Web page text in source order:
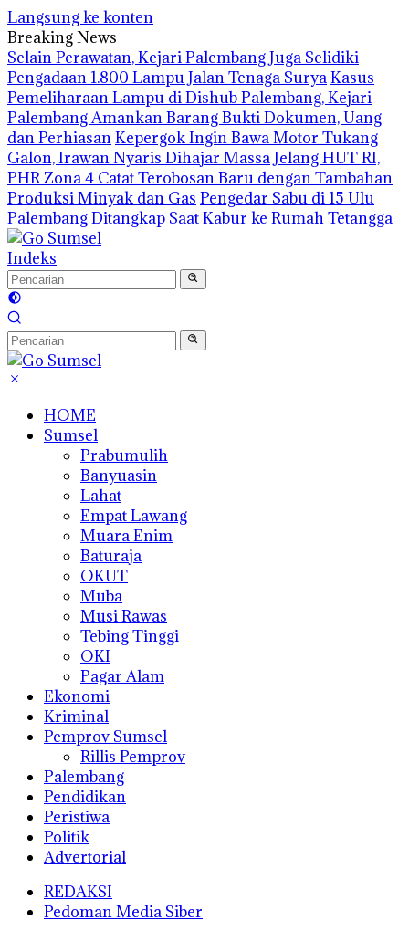
Langsung ke konten
Breaking News
Selain Perawatan, Kejari Palembang Juga Selidiki
Pengadaan 1.800 Lampu Jalan Tenaga SuryaKasus
Pemeliharaan Lampu di Dishub Palembang, Kejari
Palembang Amankan Barang Bukti Dokumen, Uang
dan PerhiasanKepergok Ingin Bawa Motor Tukang
Galon, Irawan Nyaris Dihajar MassaJelang HUT RI,
PHR Zona 4 Catat Terobosan Baru dengan Tambahan
Produksi Minyak dan Gas Pengedar Sabu di 15 Ulu
Palembang Ditangkap Saat Kabur ke Rumah Tetangga
Indeks
HOME
Sumsel
Prabumulih
Banyuasin
Lahat
Empat Lawang
Muara Enim
Baturaja
OKUT
Muba
Musi Rawas
Tebing Tinggi
OKI
Pagar Alam
Ekonomi
Kriminal
Pemprov Sumsel
Rillis Pemprov
Palembang
Pendidikan
Peristiwa
Politik
Advertorial
REDAKSI
Pedoman Media Siber